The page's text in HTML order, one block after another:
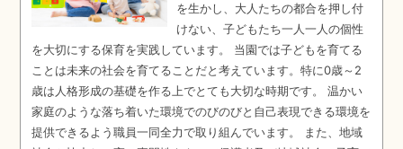
を生かし、大人たちの都合を押し付
けない、子どもたち一人一人の個性
を大切にする保育を実践しています。 当園では子どもを育てる
ことは未来の社会を育てることだと考えています。特に0歳～2
歳は人格形成の基礎を作る上でとても大切な時期です。 温かい
家庭のような落ち着いた環境でのびのびと自己表現できる環境を
提供できるよう職員一同全力で取り組んでいます。 また、地域